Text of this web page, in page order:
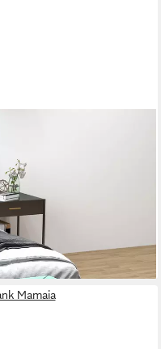
mit X-Muster, gepolstert
Schlafzimmer & Flur, in
für Schuhe &
Mamaia